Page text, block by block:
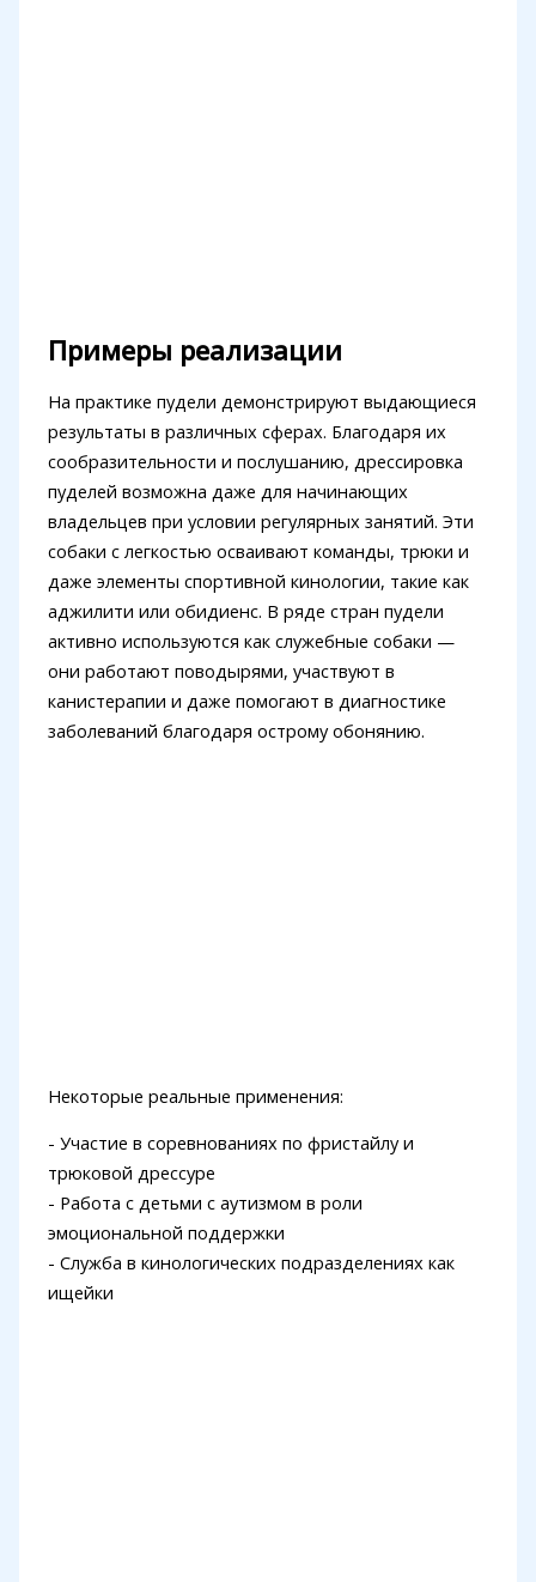
Примеры реализации
На практике пудели демонстрируют выдающиеся
результаты в различных сферах. Благодаря их
сообразительности и послушанию, дрессировка
пуделей возможна даже для начинающих
владельцев при условии регулярных занятий. Эти
собаки с легкостью осваивают команды, трюки и
даже элементы спортивной кинологии, такие как
аджилити или обидиенс. В ряде стран пудели
активно используются как служебные собаки —
они работают поводырями, участвуют в
канистерапии и даже помогают в диагностике
заболеваний благодаря острому обонянию.
Некоторые реальные применения:
- Участие в соревнованиях по фристайлу и
трюковой дрессуре
- Работа с детьми с аутизмом в роли
эмоциональной поддержки
- Служба в кинологических подразделениях как
ищейки